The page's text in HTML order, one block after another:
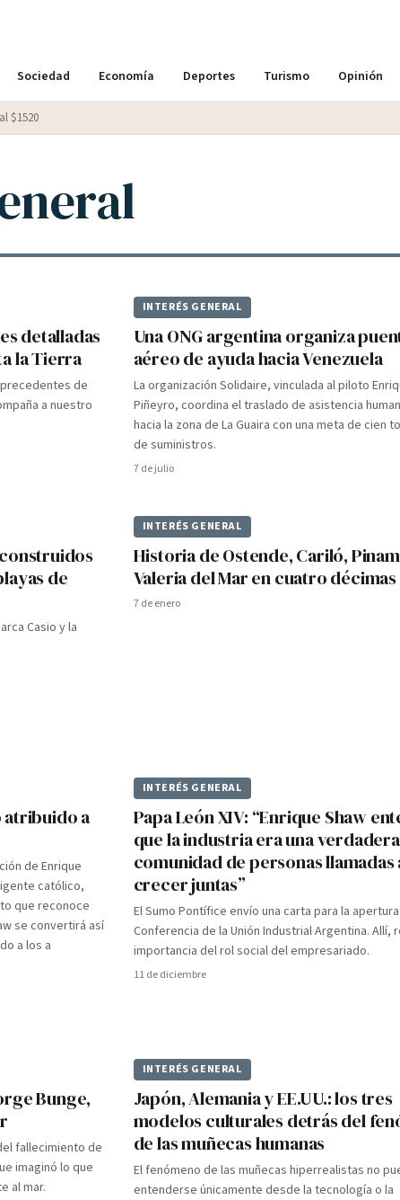
Sociedad Economía Deportes Turismo Opinión
$1520
detalladas
la Tierra
de
a nuestro
INTERÉS GENERAL
Una ONG argentina organiza
aéreo de ayuda hacia Venezuela
La organización Solidaire, vinculada al piloto
Piñeyro, coordina el traslado de asistencia
hacia la zona de La Guaira con una meta de cien
de suministros.
7 de julio
de
Casio y la
INTERÉS GENERAL
Historia de Ostende, Cariló,
Valeria del Mar en cuatro décimas
7 de enero
atribuido a
de Enrique
católico,
que reconoce
se convertirá así
a los a
INTERÉS GENERAL
Papa León XIV: “Enrique Shaw
que la industria era una verdadera
comunidad de personas llamadas
crecer juntas”
El Sumo Pontífice envío una carta para la apertura
Conferencia de la Unión Industrial Argentina. Allí,
importancia del rol social del empresariado.
11 de diciembre
Bunge,
fallecimiento de
imaginó lo que
al mar.
INTERÉS GENERAL
Japón, Alemania y EE.UU.: los tres
modelos culturales detrás del
de las muñecas humanas
El fenómeno de las muñecas hiperrealistas no
entenderse únicamente desde la tecnología o la